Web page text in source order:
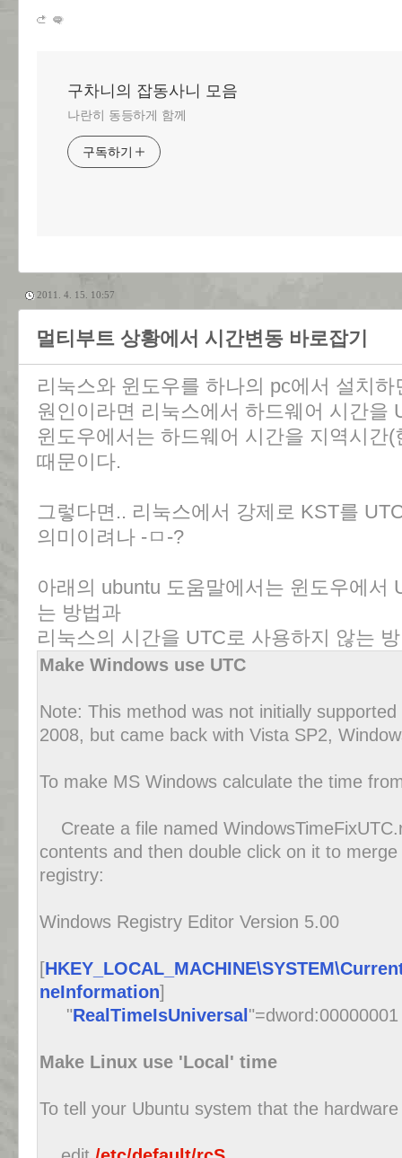
구차니의 잡동사니 모음
나란히 동등하게 함께
구독하기
2011. 4. 15. 10:57
멀티부트 상황에서 시간변동 바로잡기
리눅스와 윈도우를 하나의 pc에서 설치
원인이라면 리눅스에서 하드웨어 시간을
윈도우에서는 하드웨어 시간을 지역시간
때문이다.
그렇다면.. 리눅스에서 강제로 KST를
의미이려나 -ㅁ-?
아래의 ubuntu 도움말에서는 윈도우에서
는 방법과
리눅스의 시간을 UTC로 사용하지 않는
Make Windows use UTC
Note: This method was not initially
2008, but came back with Vista SP2,
To make MS Windows calculate the time
Create a file named
contents and then double click on it to
registry:
Windows Registry Editor Version 5.00
[
neInformation]
"RealTimeIsUniversal"=dword:00000001
Make Linux use 'Local' time
To tell your Ubuntu system that the